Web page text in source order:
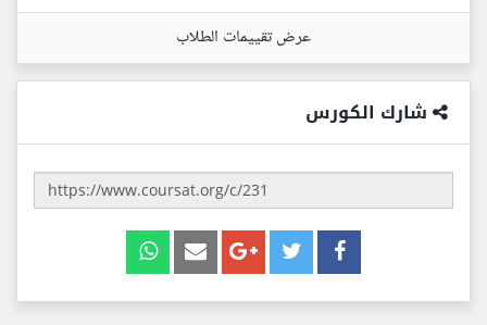
عرض تقييمات الطلاب
شارك الكورس